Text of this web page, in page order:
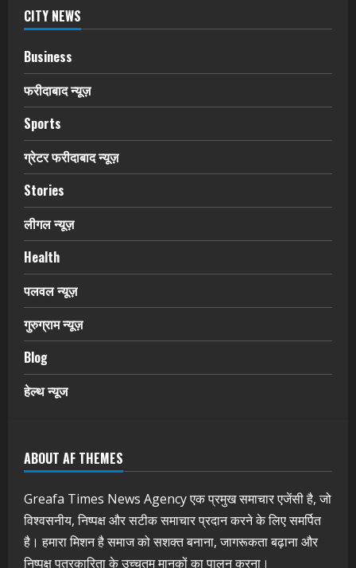
CITY NEWS
Business
फरीदाबाद न्यूज़
Sports
ग्रेटर फरीदाबाद न्यूज़
Stories
लीगल न्यूज़
Health
पलवल न्यूज़
गुरुग्राम न्यूज़
Blog
हेल्थ न्यूज
ABOUT AF THEMES
Greafa Times News Agency एक प्रमुख समाचार एजेंसी है, जो
विश्वसनीय, निष्पक्ष और सटीक समाचार प्रदान करने के लिए समर्पित
है। हमारा मिशन है समाज को सशक्त बनाना, जागरूकता बढ़ाना और
निष्पक्ष पत्रकारिता के उच्चतम मानकों का पालन करना।